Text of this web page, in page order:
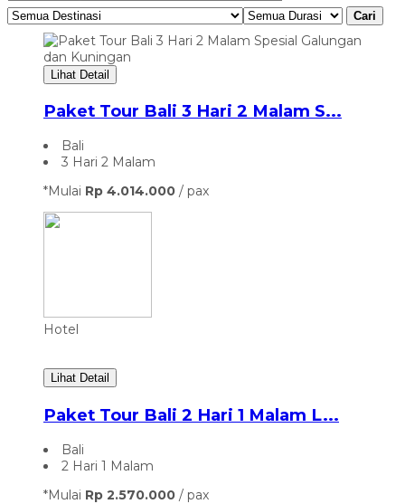
Cari
Lihat Detail
Paket Tour Bali 3 Hari 2 Malam S...
Bali
3 Hari 2 Malam
*Mulai Rp 4.014.000 / pax
Hotel
Lihat Detail
Paket Tour Bali 2 Hari 1 Malam L...
Bali
2 Hari 1 Malam
*Mulai Rp 2.570.000 / pax